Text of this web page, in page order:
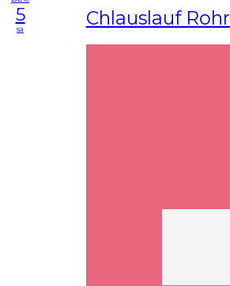
5
sa Chlauslauf